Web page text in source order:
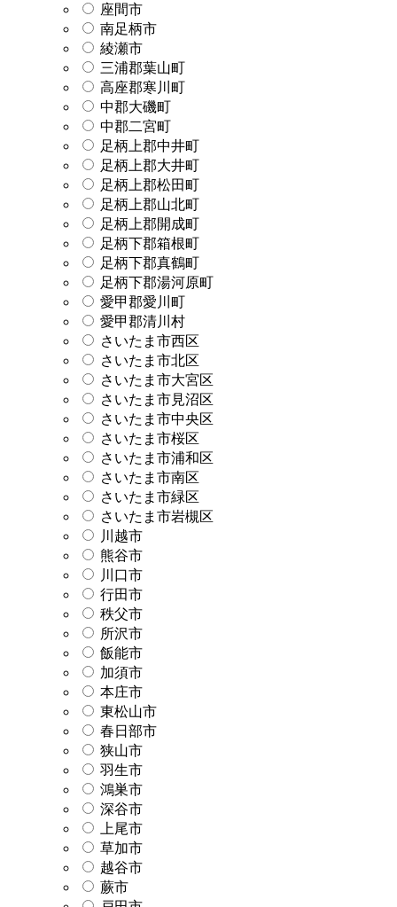
座間市
南足柄市
綾瀬市
三浦郡葉山町
高座郡寒川町
中郡大磯町
中郡二宮町
足柄上郡中井町
足柄上郡大井町
足柄上郡松田町
足柄上郡山北町
足柄上郡開成町
足柄下郡箱根町
足柄下郡真鶴町
足柄下郡湯河原町
愛甲郡愛川町
愛甲郡清川村
さいたま市西区
さいたま市北区
さいたま市大宮区
さいたま市見沼区
さいたま市中央区
さいたま市桜区
さいたま市浦和区
さいたま市南区
さいたま市緑区
さいたま市岩槻区
川越市
熊谷市
川口市
行田市
秩父市
所沢市
飯能市
加須市
本庄市
東松山市
春日部市
狭山市
羽生市
鴻巣市
深谷市
上尾市
草加市
越谷市
蕨市